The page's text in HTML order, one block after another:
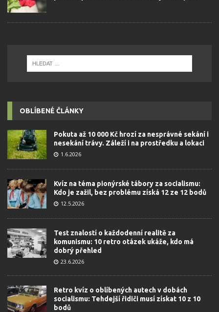
OBLÍBENÉ ČLÁNKY
Pokuta až 10 000 Kč hrozí za nesprávné sekání i
nesekání trávy. Záleží i na prostředku a lokaci
1.6.2026
Kvíz na téma pionýrské tábory za socialismu:
Kdo je zažil, bez problému získá 12 ze 12 bodů
12.5.2026
Test znalostí o každodenní realitě za
komunismu: 10 retro otázek ukáže, kdo má
dobrý přehled
23.6.2026
Retro kvíz o oblíbených autech v dobách
socialismu: Tehdejší řidiči musí získat 10 z 10
bodů